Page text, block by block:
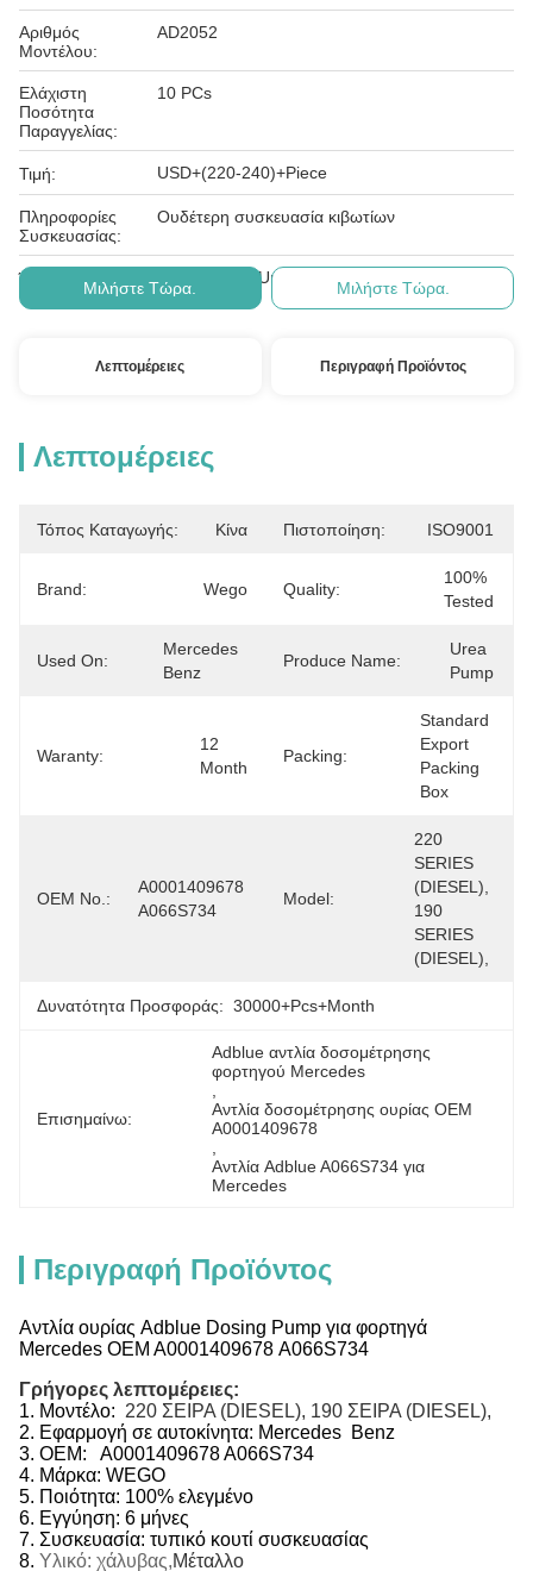
Αριθμός
Μοντέλου:
AD2052
Ελάχιστη
Ποσότητα
Παραγγελίας:
10 PCs
Τιμή: USD+(220-240)+Piece
Πληροφορίες
Συσκευασίας:
Ουδέτερη συσκευασία κιβωτίων
Όροι Πληρωμής: T/T, Western Union, paypal
Μιλήστε Τώρα. Μιλήστε Τώρα.
Λεπτομέρειες Περιγραφή Προϊόντος
Λεπτομέρειες
Τόπος Καταγωγής: Κίνα Πιστοποίηση: ISO9001
Brand: Wego Quality:
100%
Tested
Used On:
Mercedes
Benz
Produce Name:
Urea
Pump
Waranty:
12
Month
Packing:
Standard
Export
Packing
Box
OEM No.:
A0001409678
A066S734
Model:
220
SERIES
(DIESEL),
190
SERIES
(DIESEL),
Δυνατότητα Προσφοράς: 30000+Pcs+Month
Επισημαίνω:
Adblue αντλία δοσομέτρησης
φορτηγού Mercedes
Αντλία δοσομέτρησης ουρίας OEM
A0001409678
Αντλία Adblue A066S734 για
Mercedes
Περιγραφή Προϊόντος
Αντλία ουρίας Adblue Dosing Pump για φορτηγά
Mercedes OEM A0001409678 A066S734
Γρήγορες λεπτομέρειες:
1. Μοντέλο: 220 ΣΕΙΡΑ (DIESEL), 190 ΣΕΙΡΑ (DIESEL),
2. Εφαρμογή σε αυτοκίνητα: Mercedes Benz
3. OEM:
A0001409678 A066S734
4. Μάρκα: WEGO
5. Ποιότητα: 100% ελεγμένο
6. Εγγύηση: 6 μήνες
7. Συσκευασία: τυπικό κουτί συσκευασίας
8. Υλικό: χάλυβας,Μέταλλο